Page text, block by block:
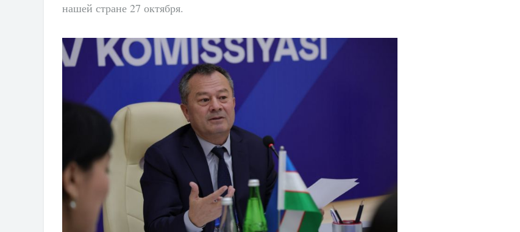
нашей стране 27 октября.